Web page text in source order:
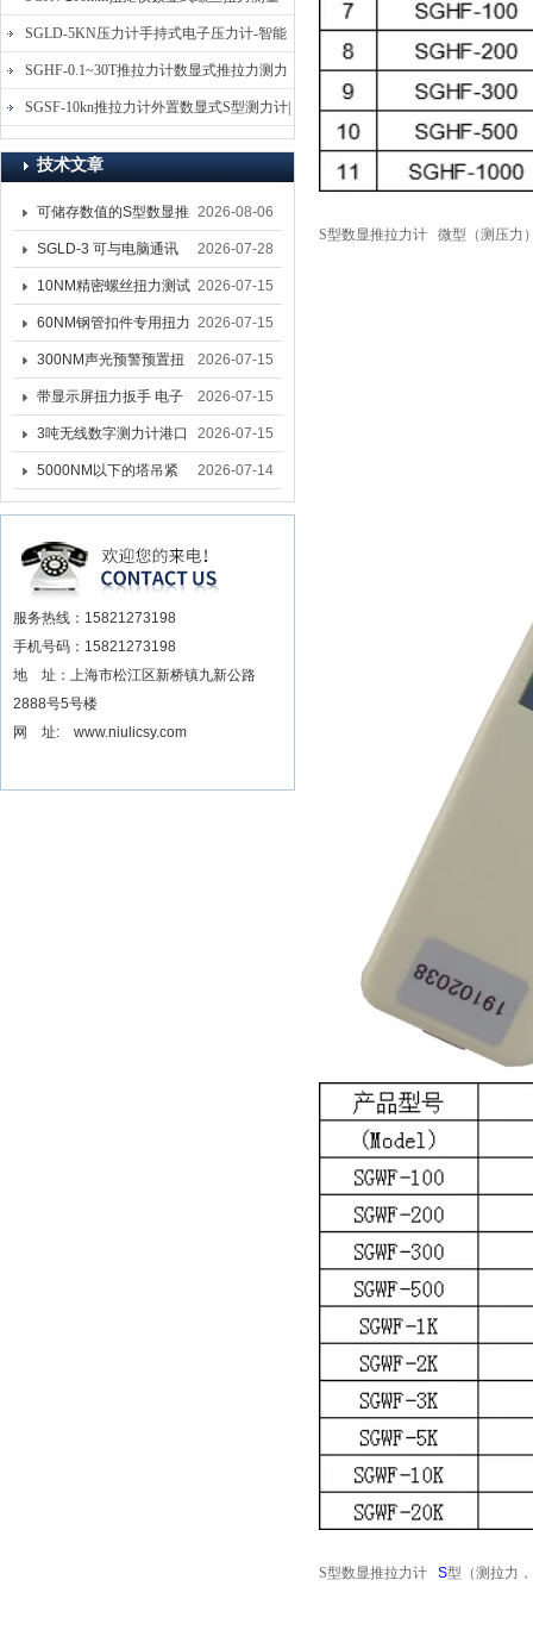
仪-螺栓扭力矩测试仪
SGLD-5KN压力计手持式电子压力计-智能
电子式压力测力计
SGHF-0.1~30T推拉力计数显式推拉力测力
计-数字拉压力双向测力仪
SGSF-10kn推拉力计外置数显式S型测力计|
手持连线式拉压力计
技术文章
可储存数值的S型数显推
拉力计 SGSF-100外置
式测力计
2026-08-06
SGLD-3 可与电脑通讯
的无线测力计 0.03-3T化
工行业用遥控式推拉力
计
2026-07-28
10NM精密螺丝扭力测试
专用扭矩扳手,产线质检
螺丝扭力专用扳手厂家
2026-07-15
60NM钢管扣件专用扭力
扳手 脚手架扭力检测扳
手 工地扣件扭矩扳手品
牌
2026-07-15
300NM声光预警预置扭
力扳手 工业紧固专用数
显扭力工具厂家
2026-07-15
带显示屏扭力扳手 电子
数显扭力扳手 20NM精
准可调力矩扳手品牌
2026-07-15
3吨无线数字测力计港口
吊装专用
2026-07-15
5000NM以下的塔吊紧
固大扭力电动扳手 塔机
安装电动扳手厂家
2026-07-14
服务热线：15821273198
手机号码：15821273198
地 址：上海市松江区新桥镇九新公路
2888号5号楼
网 址: www.niulicsy.com
S型数显推拉力计 微型（测压力
S型数显推拉力计 S型（测拉力